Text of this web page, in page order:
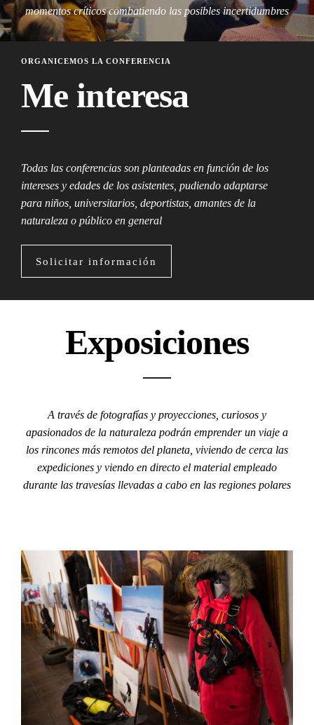
momentos críticos combatiendo las posibles incertidumbres
ORGANICEMOS LA CONFERENCIA
Me interesa
Todas las conferencias son planteadas en función de los
intereses y edades de los asistentes, pudiendo adaptarse
para niños, universitarios, deportistas, amantes de la
naturaleza o público en general
Solicitar información
Exposiciones
A través de fotografías y proyecciones, curiosos y
apasionados de la naturaleza podrán emprender un viaje a
los rincones más remotos del planeta, viviendo de cerca las
expediciones y viendo en directo el material empleado
durante las travesías llevadas a cabo en las regiones polares